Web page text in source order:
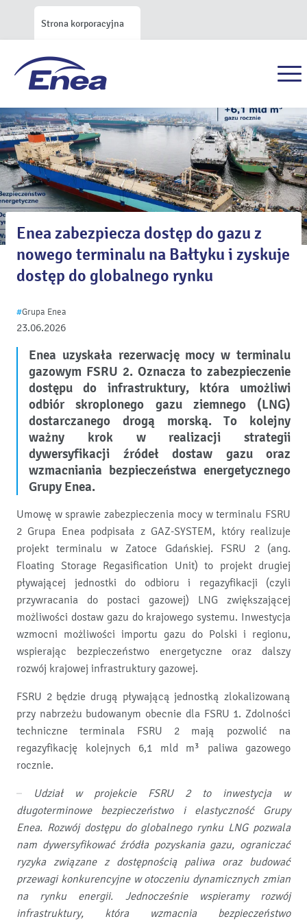
Strona korporacyjna
Enea zabezpiecza dostęp do gazu z
nowego terminalu na Bałtyku i zyskuje
dostęp do globalnego rynku
23.06.2026
#Grupa Enea
Enea uzyskała rezerwację mocy w terminalu
gazowym FSRU 2. Oznacza to zabezpieczenie
dostępu do infrastruktury, która umożliwi
odbiór skroplonego gazu ziemnego (LNG)
dostarczanego drogą morską. To kolejny
ważny krok w realizacji strategii
dywersyfikacji źródeł dostaw gazu oraz
wzmacniania bezpieczeństwa energetycznego
Grupy Enea.
Umowę w sprawie zabezpieczenia mocy w terminalu FSRU
2 Grupa Enea podpisała z GAZ-SYSTEM, który realizuje
projekt terminalu w Zatoce Gdańskiej. FSRU 2 (ang.
Floating Storage Regasification Unit) to projekt drugiej
pływającej jednostki do odbioru i regazyfikacji (czyli
przywracania do postaci gazowej) LNG zwiększającej
możliwości dostaw gazu do krajowego systemu. Inwestycja
wzmocni możliwości importu gazu do Polski i regionu,
wspierając bezpieczeństwo energetyczne oraz dalszy
rozwój krajowej infrastruktury gazowej.
FSRU 2 będzie drugą pływającą jednostką zlokalizowaną
przy nabrzeżu budowanym obecnie dla FSRU 1. Zdolności
techniczne terminala FSRU 2 mają pozwolić na
regazyfikację kolejnych 6,1 mld m³ paliwa gazowego
rocznie.
– Udział w projekcie FSRU 2 to inwestycja w
długoterminowe bezpieczeństwo i elastyczność Grupy
Enea. Rozwój dostępu do globalnego rynku LNG pozwala
nam dywersyfikować źródła pozyskania gazu, ograniczać
ryzyka związane z dostępnością paliwa oraz budować
przewagi konkurencyjne w otoczeniu dynamicznych zmian
na rynku energii. Jednocześnie wspieramy rozwój
infrastruktury, która wzmacnia bezpieczeństwo